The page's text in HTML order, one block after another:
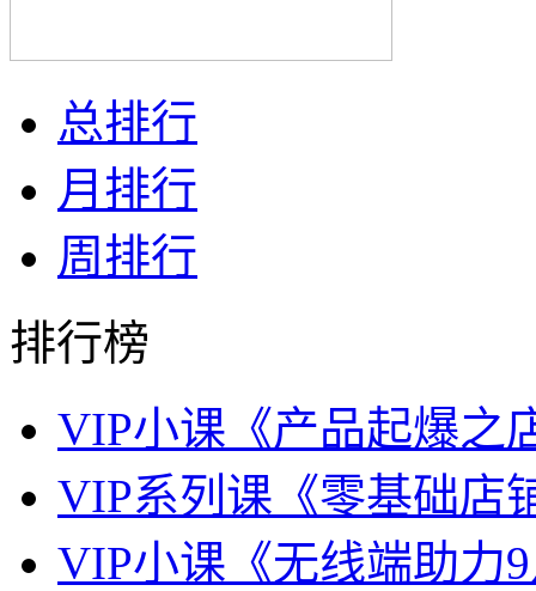
总排行
月排行
周排行
排行榜
VIP小课《产品起爆之
VIP系列课《零基础店
VIP小课《无线端助力